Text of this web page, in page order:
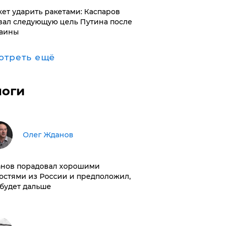
ударить ракетами: Каспаров
следующую цель Путина после
ещё
Олег Жданов
порадовал хорошими
из России и предположил,
дальше